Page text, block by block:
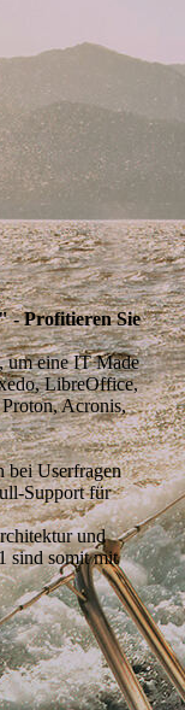
- Profitieren Sie
um eine IT Made
LibreOffice,
Acronis,
bei Userfragen
Support für
und
sind somit mit